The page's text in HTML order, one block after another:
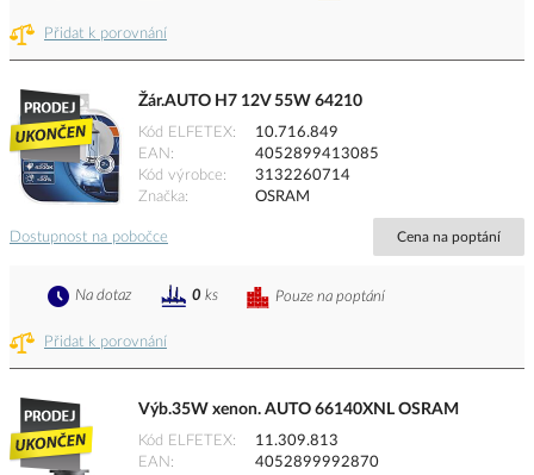
Přidat k porovnání
Žár.AUTO H7 12V 55W 64210
Kód ELFETEX
10.716.849
EAN
4052899413085
Kód výrobce
3132260714
Značka
OSRAM
Dostupnost na pobočce Cena na poptání
Přidat k porovnání
Pouze na poptání
Na dotaz 0 ks
Výb.35W xenon. AUTO 66140XNL OSRAM
Kód ELFETEX
11.309.813
EAN
4052899992870